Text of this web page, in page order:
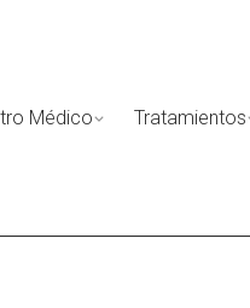
Médico
Tratamientos